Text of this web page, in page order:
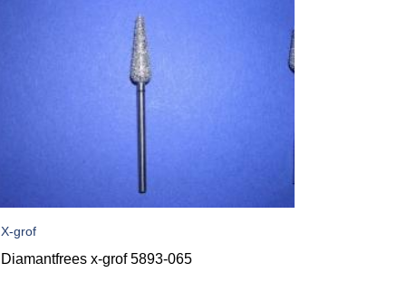
X-grof
Diamantfrees x-grof 5893-065